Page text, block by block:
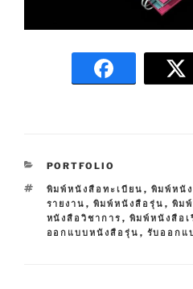
C
T
E
G
O
PORTFOLIO
T
A
G
S
พิมพ์หนังสือทะเบียน , พิมพ์หนั
รายงาน , พิมพ์หนังสือรุ่น , พิม
หนังสือวิชาการ , พิมพ์หนังสือเ
ออกแบบหนังสือรุ่น , รับออกแ